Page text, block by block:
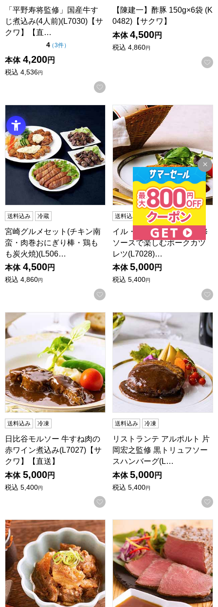
「平野寿将監修」国産牛す
じ煮込み(4人前)(L7030)【サ
クワ】【直…
4点（5点満点中）
（3件の評価
）
本体 4,200円
税込 4,536円
お気に入りに登録する
【陳建一】酢豚 150g×6袋 (K
0482)【サクワ】
本体 4,500円
税込 4,860円
宮崎グルメセット(チキン南蛮・肉巻おにぎり棒・鶏もも炭
送料込み 冷蔵
宮崎グルメセット(チキン南
蛮・肉巻おにぎり棒・鶏も
も炭火焼)(L506…
本体 4,500円
税込 4,860円
お気に入りに登録する
イル・ド・レ 坂井宏行監修
送料込み 冷凍
イル・ド・レ 坂井宏行監修
ソースで楽しむポークカツ
レツ(L7028)…
本体 5,000円
税込 5,400円
日比谷モルソー 牛すね肉の赤ワイン煮込み(L7027)【サクワ
送料込み 冷凍
日比谷モルソー 牛すね肉の
赤ワイン煮込み(L7027)【サ
クワ】【直送】
本体 5,000円
税込 5,400円
お気に入りに登録する
リストランテ アルポルト 片
送料込み 冷凍
リストランテ アルポルト 片
岡宏之監修 黒トリュフソー
スハンバーグ(L…
本体 5,000円
税込 5,400円
日本料理寺田 寺田繁監修 国産牛の和風牛すじ煮込み(L7024)
鈴なり 村田明彦監修 ロース